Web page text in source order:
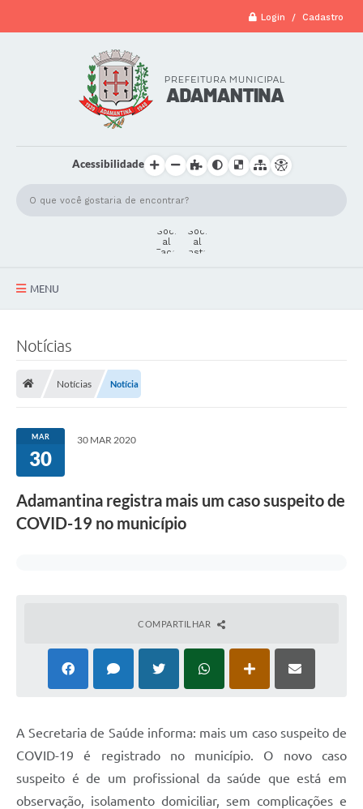
Login / Cadastro
Acessibilidade
MENU
Legislação
Transparência
Cadastros Culturais
Carta de Serviços
SEBRAE
Sugestões
Notícias
Notícias Notícia
MAR
30
30 MAR 2020
Adamantina registra mais um caso suspeito de
COVID-19 no município
COMPARTILHAR
A Secretaria de Saúde informa: mais um caso suspeito de
COVID-19 é registrado no município. O novo caso
suspeito é de um profissional da saúde que está em
observação, isolamento domiciliar, sem complicações e